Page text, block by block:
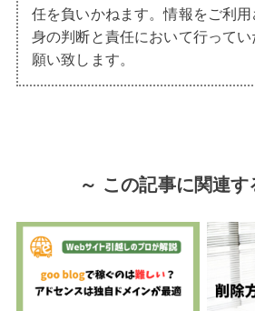
任を負いかねます。情報をご利
身の判断と責任において行って
願い致します。
～ この記事に関連す